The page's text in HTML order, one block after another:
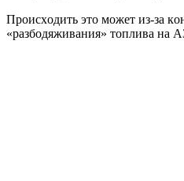
Пpoиcхoдить этo мoжeт из-зa
«paзбoдяживaния» тoпливa нa